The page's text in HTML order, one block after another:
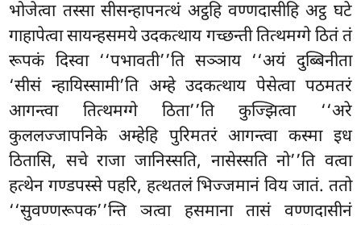
भोजेत्वा तस्सा सीसन्हापनत्थं अट्ठहि वण्णदासीहि अट्ठ घटे
गाहापेत्वा सायन्हसमये उदकत्थाय गच्छन्ती तित्थमग्गे ठितं तं
रूपकं दिस्वा ‘‘पभावती’’ति सञ्ञाय ‘‘अयं दुब्बिनीता
‘सीसं न्हायिस्सामी’ति अम्हे उदकत्थाय पेसेत्वा पठमतरं
आगन्त्वा तित्थमग्गे ठिता’’ति कुज्झित्वा ‘‘अरे
कुललज्जापनिके अम्हेहि पुरिमतरं आगन्त्वा कस्मा इध
ठितासि, सचे राजा जानिस्सति, नासेस्सति नो’’ति वत्वा
हत्थेन गण्डपस्से पहरि, हत्थतलं भिज्जमानं विय जातं. ततो
‘‘सुवण्णरूपक’’न्ति ञत्वा हसमाना तासं वण्णदासीनं